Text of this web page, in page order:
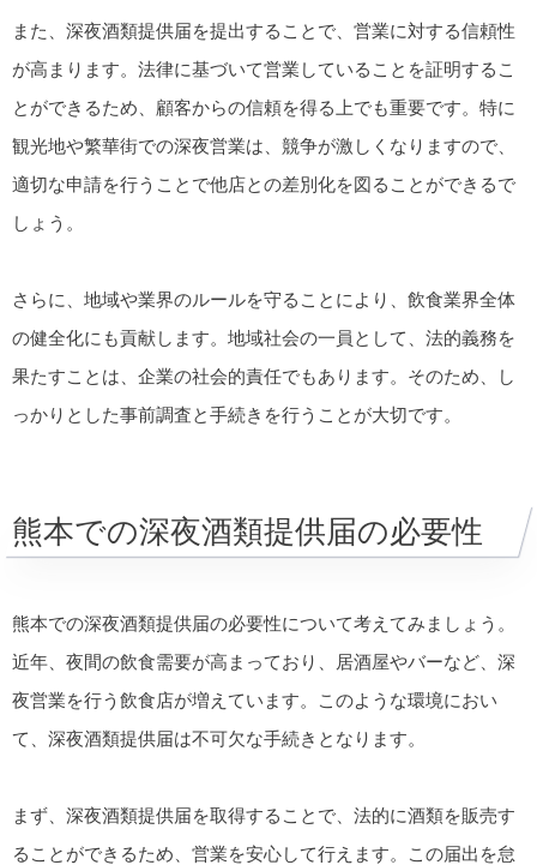
また、深夜酒類提供届を提出することで、営業に対する信頼性
が高まります。法律に基づいて営業していることを証明するこ
とができるため、顧客からの信頼を得る上でも重要です。特に
観光地や繁華街での深夜営業は、競争が激しくなりますので、
適切な申請を行うことで他店との差別化を図ることができるで
しょう。
さらに、地域や業界のルールを守ることにより、飲食業界全体
の健全化にも貢献します。地域社会の一員として、法的義務を
果たすことは、企業の社会的責任でもあります。そのため、し
っかりとした事前調査と手続きを行うことが大切です。
熊本での深夜酒類提供届の必要性
熊本での深夜酒類提供届の必要性について考えてみましょう。
近年、夜間の飲食需要が高まっており、居酒屋やバーなど、深
夜営業を行う飲食店が増えています。このような環境におい
て、深夜酒類提供届は不可欠な手続きとなります。
まず、深夜酒類提供届を取得することで、法的に酒類を販売す
ることができるため、営業を安心して行えます。この届出を怠